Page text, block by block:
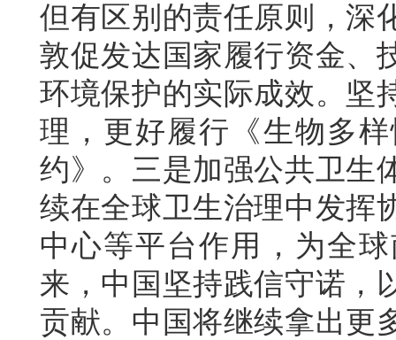
但有区别的责任原则，深
敦促发达国家履行资金、
环境保护的实际成效。坚
理，更好履行《生物多
约》。三是加强公共卫生
续在全球卫生治理中发挥
中心等平台作用，为全
来，中国坚持践信守诺，
贡献。中国将继续拿出更